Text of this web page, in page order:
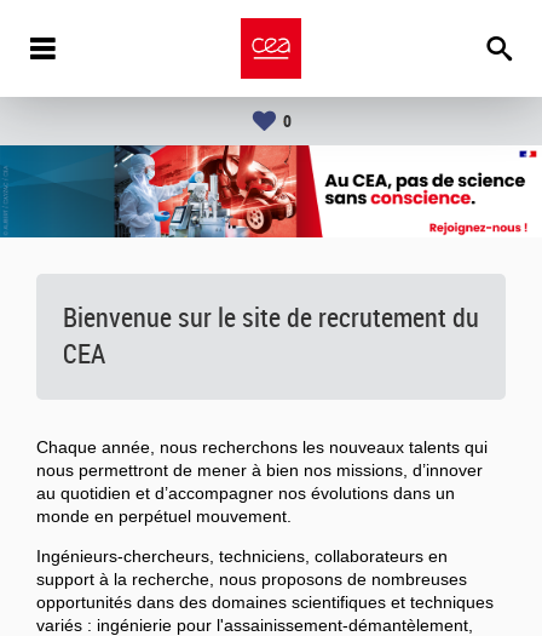
0
Bienvenue sur le site de recrutement du
CEA
Chaque année, nous recherchons les nouveaux talents qui
nous permettront de mener à bien nos missions, d’innover
au quotidien et d’accompagner nos évolutions dans un
monde en perpétuel mouvement.
Ingénieurs-chercheurs, techniciens, collaborateurs en
support à la recherche, nous proposons de nombreuses
opportunités dans des domaines scientifiques et techniques
variés : ingénierie pour l'assainissement-démantèlement,